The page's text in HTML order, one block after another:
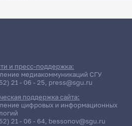
(ПИ)
| 342 группа
и пресс-поддержка:
медиакоммуникаций СГУ
21 - 06 - 25, press@sgu.ru
поддержка сайта:
цифровых и информационных
21 - 06 - 64, bessonov@sgu.ru